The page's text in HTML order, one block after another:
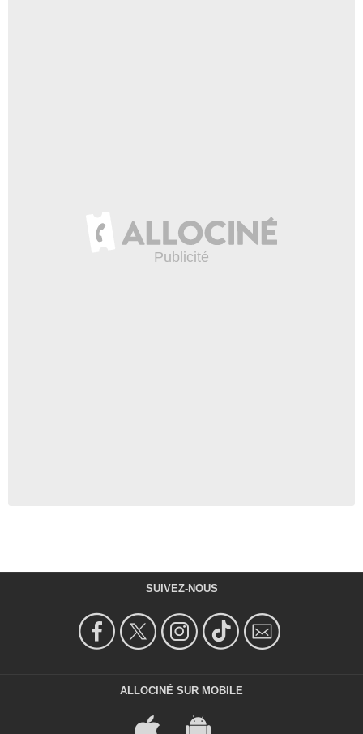
SUIVEZ-NOUS
ALLOCINÉ SUR MOBILE